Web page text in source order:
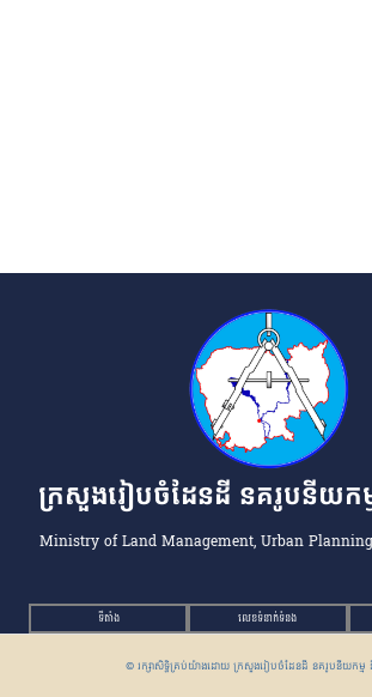
ក្រសួងរៀបចំដែនដី នគរូបនីយ
Ministry of Land Management, Urban
ទីតាំង លេខទំនាក់ទំនង
© រក្សាសិទ្ធិគ្រប់យ៉ាងដោយ ក្រសួងរៀបចំដែនដី នគរូបនីយកម្